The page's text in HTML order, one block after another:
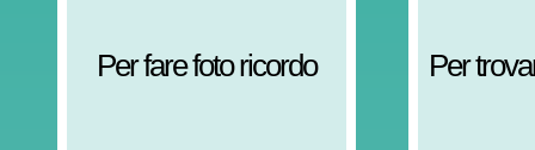
Per fare foto ricordo Per